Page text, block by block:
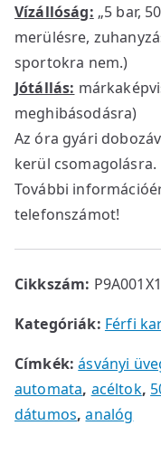
Vízállóság: „5 bar,
merülésre,
sportokra nem.)
Jótállás:
meghibásodásra)
Az óra gyári
kerül csomagolásra.
További
telefonszámot!
Cikkszám: P9A001X1
Kategóriák: Férfi
Címkék:ásványi
automata, acéltok,
dátumos,analóg